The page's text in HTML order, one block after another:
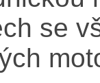
se